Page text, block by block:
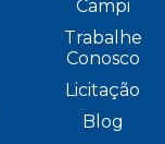
Campi
Trabalhe
Conosco
Licitação
Blog